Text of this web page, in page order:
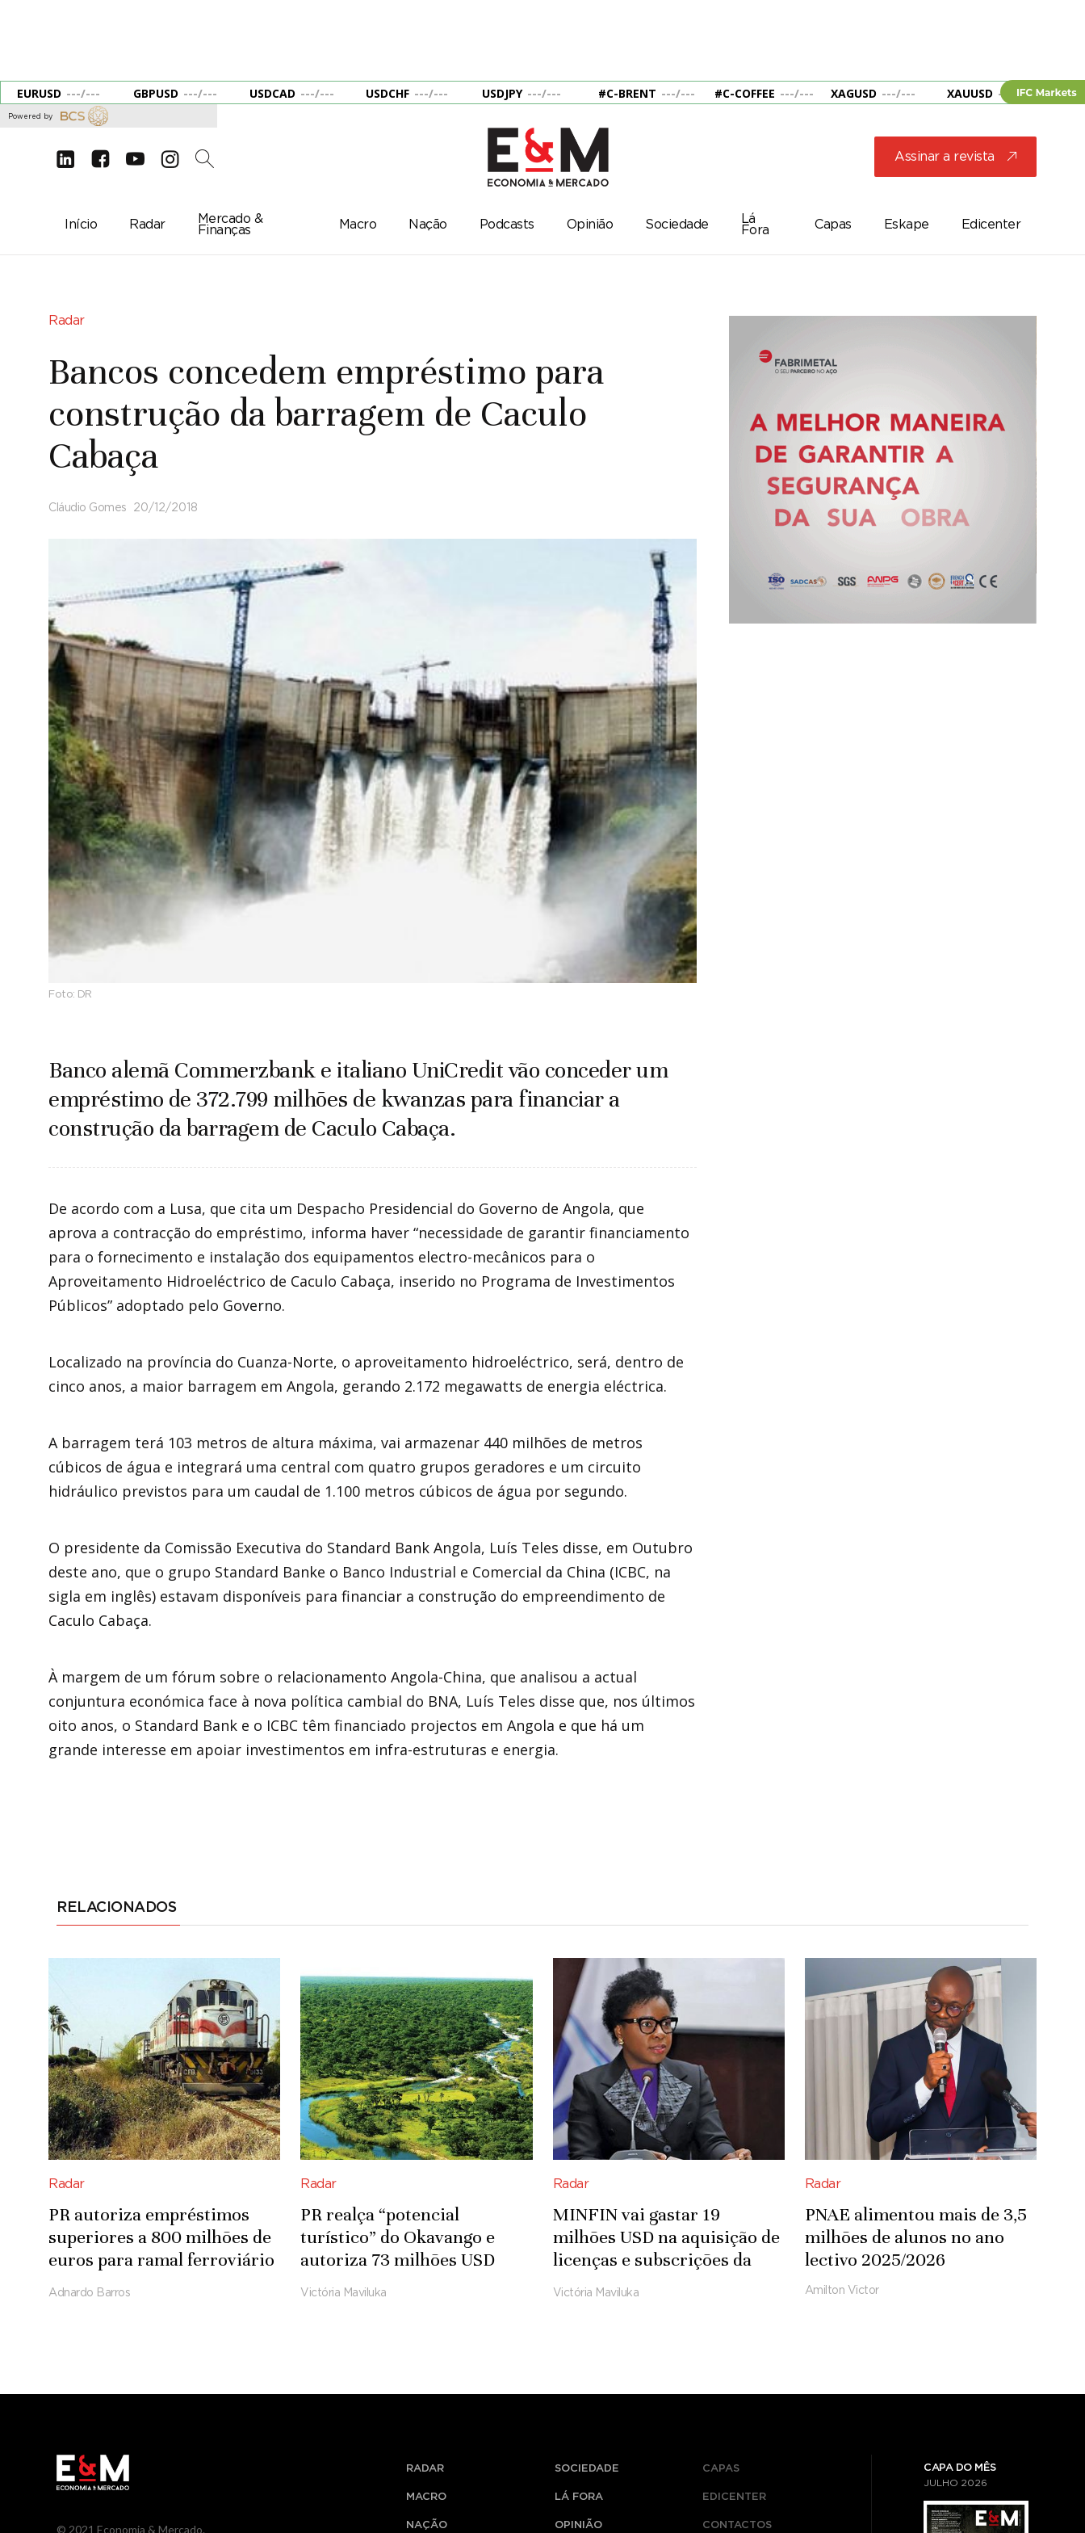
EURUSD ---/--- GBPUSD ---/--- USDCAD ---/--- USDCHF ---/--- USDJPY ---/--- #C-BRENT ---/--- #C-COFFEE ---/--- XAGUSD ---/--- XAUUSD --- ---
Powered by
d e g c 2 Assinar a revista j
Início Radar
Mercado &
Finanças
Macro Nação Podcasts Opinião Sociedade
Lá
Fora
Capas Eskape Edicenter
Radar
Bancos concedem empréstimo para
construção da barragem de Caculo
Cabaça
Cláudio Gomes 20/12/2018
Foto: DR
Banco alemã Commerzbank e italiano UniCredit vão conceder um
empréstimo de 372.799 milhões de kwanzas para financiar a
construção da barragem de Caculo Cabaça.
De acordo com a Lusa, que cita um Despacho Presidencial do Governo de Angola, que
aprova a contracção do empréstimo, informa haver “necessidade de garantir financiamento
para o fornecimento e instalação dos equipamentos electro-mecânicos para o
Aproveitamento Hidroeléctrico de Caculo Cabaça, inserido no Programa de Investimentos
Públicos” adoptado pelo Governo.
Localizado na província do Cuanza-Norte, o aproveitamento hidroeléctrico, será, dentro de
cinco anos, a maior barragem em Angola, gerando 2.172 megawatts de energia eléctrica.
A barragem terá 103 metros de altura máxima, vai armazenar 440 milhões de metros
cúbicos de água e integrará uma central com quatro grupos geradores e um circuito
hidráulico previstos para um caudal de 1.100 metros cúbicos de água por segundo.
O presidente da Comissão Executiva do Standard Bank Angola, Luís Teles disse, em Outubro
deste ano, que o grupo Standard Banke o Banco Industrial e Comercial da China (ICBC, na
sigla em inglês) estavam disponíveis para financiar a construção do empreendimento de
Caculo Cabaça.
À margem de um fórum sobre o relacionamento Angola-China, que analisou a actual
conjuntura económica face à nova política cambial do BNA, Luís Teles disse que, nos últimos
oito anos, o Standard Bank e o ICBC têm financiado projectos em Angola e que há um
grande interesse em apoiar investimentos em infra-estruturas e energia.
RELACIONADOS
Radar
PR autoriza empréstimos
superiores a 800 milhões de
euros para ramal ferroviário
Luena-Saurimo
Adnardo Barros
Radar
PR realça “potencial
turístico” do Okavango e
autoriza 73 milhões USD
para infra-estruturas
Victória Maviluka
Radar
MINFIN vai gastar 19
milhões USD na aquisição de
licenças e subscrições da
Microsoft
Victória Maviluka
Radar
PNAE alimentou mais de 3,5
milhões de alunos no ano
lectivo 2025/2026
Amilton Victor
© 2021 Economia & Mercado.
RADAR
MACRO
NAÇÃO
SOCIEDADE
LÁ FORA
OPINIÃO
CAPAS
EDICENTER
CONTACTOS
CAPA DO MÊS
JULHO 2026